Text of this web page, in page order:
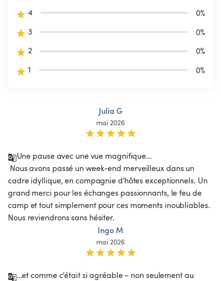
4
0%
3
0%
2
0%
1
0%
Julia G
mai 2026
Une pause avec une vue magnifique...
cadre idyllique, en compagnie d'hôtes exceptionnels. Un
grand merci pour les échanges passionnants, le feu de
camp et tout simplement pour ces moments inoubliables.
Nous reviendrons sans hésiter.
Ingo M
mai 2026
…et comme c’était si agréable – non seulement au